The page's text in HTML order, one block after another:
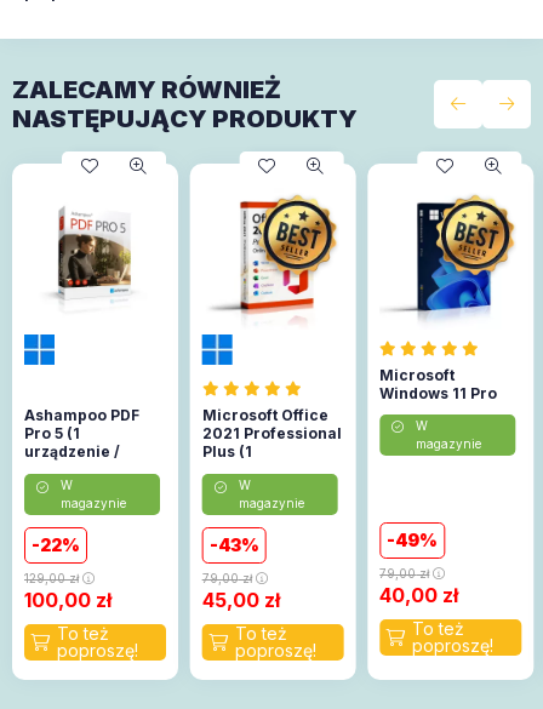
ZALECAMY RÓWNIEŻ
NASTĘPUJĄCY PRODUKTY
Ashampoo PDF
Pro 5 (1
urządzenie /
W
magazynie
22
129,00zł
100,00 zł
Microsoft Office
2021 Professional
Plus (1
(Aktywacja
online)
W
magazynie
43
79,00zł
45,00zł
Microsoft
Windows 11 Pro
W
magazynie
49
79,00zł
40,00 zł